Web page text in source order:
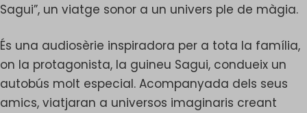
Sagui”, un viatge sonor a un univers ple de màgia.
És una audiosèrie inspiradora per a tota la família,
on la protagonista, la guineu Sagui, condueix un
autobús molt especial. Acompanyada dels seus
amics, viatjaran a universos imaginaris creant